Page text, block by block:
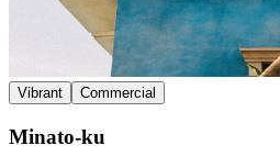
Vibrant Commercial
Minato-ku